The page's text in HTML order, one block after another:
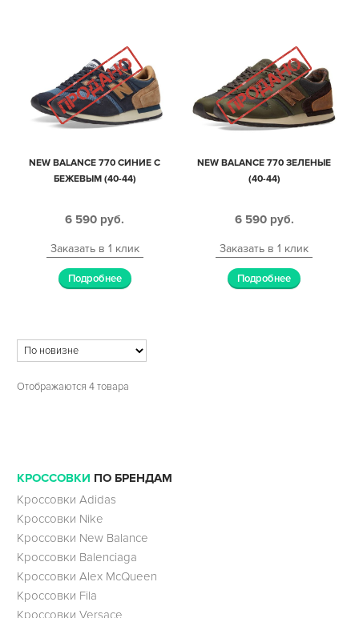
NEW BALANCE 770 СИНИЕ С
БЕЖЕВЫМ (40-44)
6 590 руб.
Заказать в 1 клик
Подробнее
NEW BALANCE 770 ЗЕЛЕНЫЕ
(40-44)
6 590 руб.
Заказать в 1 клик
Подробнее
Отображаются 4 товара
КРОССОВКИ ПО БРЕНДАМ
Кроссовки Adidas
Кроссовки Nike
Кроссовки New Balance
Кроссовки Balenciaga
Кроссовки Alex McQueen
Кроссовки Fila
Кроссовки Versace